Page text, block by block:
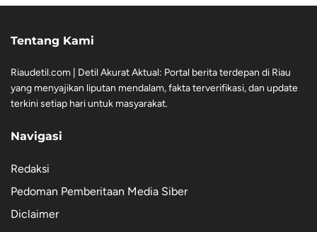
Tentang Kami
Riaudetil.com | Detil Akurat Aktual: Portal berita terdepan di Riau
yang menyajikan liputan mendalam, fakta terverifikasi, dan update
terkini setiap hari untuk masyarakat.
Navigasi
Redaksi
Pedoman Pemberitaan Media Siber
Diclaimer